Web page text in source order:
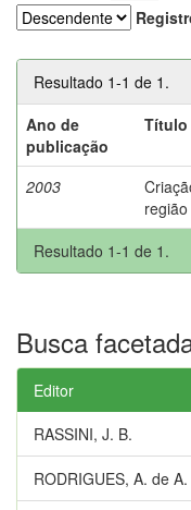
Resultado 1-1 de 1.
Ano de
publicação
Título
2003
Resultado 1-1 de 1.
Busca
Editor
RASSINI, J. B.
RODRIGUES, A. de A.